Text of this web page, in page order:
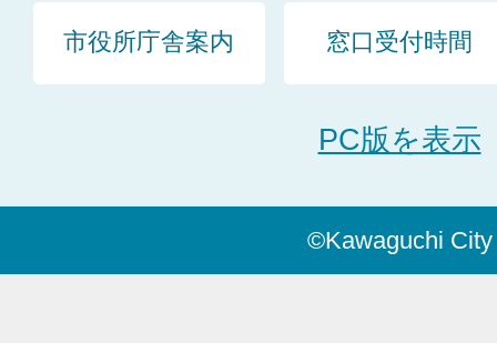
市役所庁舎案内 窓口受付時間
PC版を表示
©Kawaguchi City